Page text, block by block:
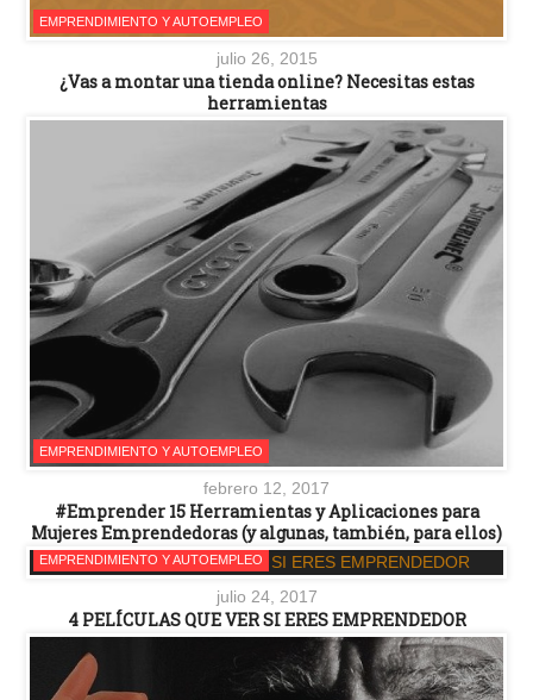
EMPRENDIMIENTO Y AUTOEMPLEO
julio 26, 2015
¿Vas a montar una tienda online? Necesitas estas
herramientas
EMPRENDIMIENTO Y AUTOEMPLEO
febrero 12, 2017
#Emprender 15 Herramientas y Aplicaciones para
Mujeres Emprendedoras (y algunas, también, para ellos)
EMPRENDIMIENTO Y AUTOEMPLEO
julio 24, 2017
4 PELÍCULAS QUE VER SI ERES EMPRENDEDOR